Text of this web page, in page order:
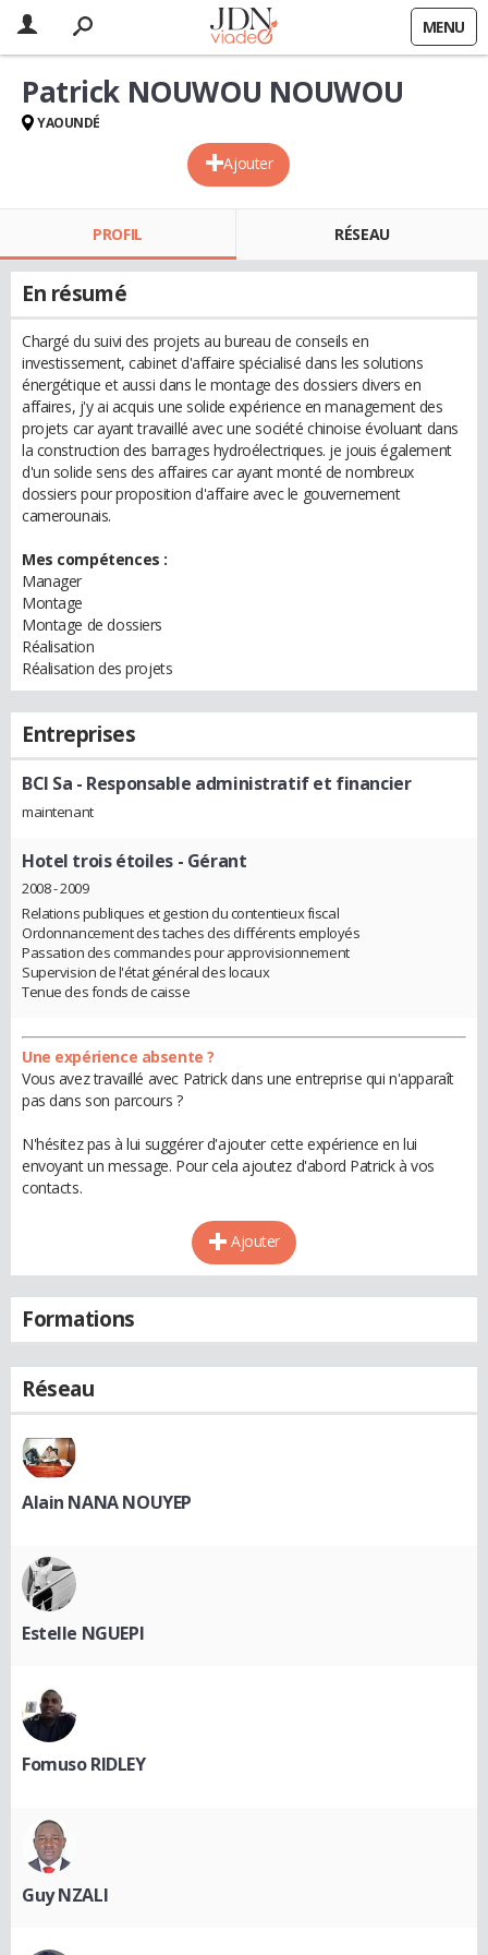
MENU
Ajouter
Patrick NOUWOU NOUWOU
YAOUNDÉ
PROFIL RÉSEAU
En résumé
Chargé du suivi des projets au bureau de conseils en
investissement, cabinet d'affaire spécialisé dans les solutions
énergétique et aussi dans le montage des dossiers divers en
affaires, j'y ai acquis une solide expérience en management des
projets car ayant travaillé avec une société chinoise évoluant dans
la construction des barrages hydroélectriques. je jouis également
d'un solide sens des affaires car ayant monté de nombreux
dossiers pour proposition d'affaire avec le gouvernement
camerounais.
Mes compétences :
Manager
Montage
Montage de dossiers
Réalisation
Réalisation des projets
Entreprises
BCI Sa - Responsable administratif et financier
maintenant
Hotel trois étoiles - Gérant
2008 - 2009
Relations publiques et gestion du contentieux fiscal
Ordonnancement des taches des différents employés
Passation des commandes pour approvisionnement
Supervision de l'état général des locaux
Tenue des fonds de caisse
Une expérience absente ?
Vous avez travaillé avec Patrick dans une entreprise qui n'apparaît
pas dans son parcours ?
N'hésitez pas à lui suggérer d'ajouter cette expérience en lui
envoyant un message. Pour cela ajoutez d'abord Patrick à vos
contacts.
Ajouter
Formations
Réseau
Alain NANA NOUYEP
Estelle NGUEPI
Fomuso RIDLEY
Guy NZALI